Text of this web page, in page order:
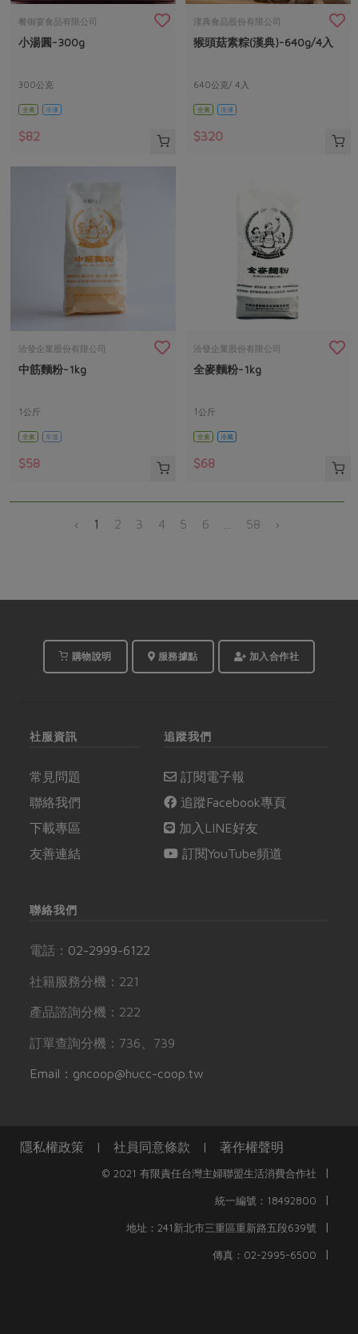
餐御宴食品有限公司
小湯圓-300g
300公克
全素 冷凍
$82
漢典食品股份有限公司
猴頭菇素粽(漢典)-640g/4入
640公克/ 4入
全素 冷凍
$320
洽發企業股份有限公司
中筋麵粉-1kg
1公斤
全素 常溫
$58
洽發企業股份有限公司
全麥麵粉-1kg
1公斤
全素 冷藏
$68
‹ 1 2 3 4 5 6 58 ›
購物說明 服務據點 加入合作社
社服資訊
常見問題
聯絡我們
下載專區
友善連結
追蹤我們
訂閱電子報
追蹤Facebook專頁
加入LINE好友
訂閱YouTube頻道
聯絡我們
電話： 02-2999-6122
社籍服務分機：221
產品諮詢分機：222
訂單查詢分機：736、739
Email：gncoop@hucc-coop.tw
隱私權政策 | 社員同意條款 | 著作權聲明
© 2021 有限責任台灣主婦聯盟生活消費合作社 |
統一編號：18492800 |
地址：241新北市三重區重新路五段639號 |
傳真：02-2995-6500 |